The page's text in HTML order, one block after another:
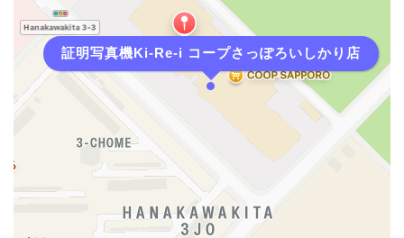
証明写真機Ki-Re-i コープさっぽろいしかり店